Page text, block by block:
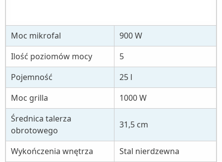
Moc mikrofal
900 W
Ilość poziomów mocy
5
Pojemność
25 l
Moc grilla
1000 W
Średnica talerza
obrotowego
31,5 cm
Wykończenia wnętrza
Stal nierdzewna